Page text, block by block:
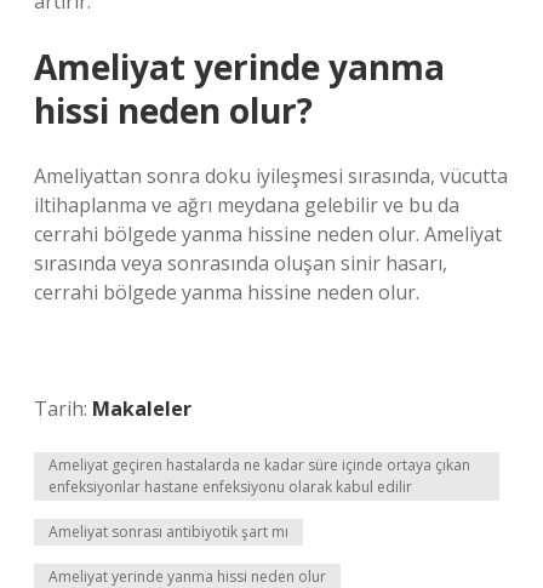
Ameliyat yerinde yanma
hissi neden olur?
Ameliyattan sonra doku iyileşmesi sırasında, vücutta
iltihaplanma ve ağrı meydana gelebilir ve bu da
cerrahi bölgede yanma hissine neden olur. Ameliyat
sırasında veya sonrasında oluşan sinir hasarı,
cerrahi bölgede yanma hissine neden olur.
Tarih: Makaleler
Ameliyat geçiren hastalarda ne kadar süre içinde ortaya çıkan
enfeksiyonlar hastane enfeksiyonu olarak kabul edilir
Ameliyat sonrası antibiyotik şart mı
Ameliyat yerinde yanma hissi neden olur